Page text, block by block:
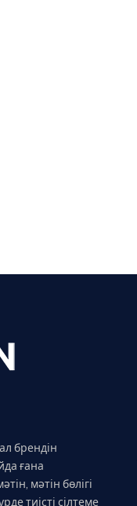
брендін
ғана
мәтін бөлігі
тиісті сілтеме